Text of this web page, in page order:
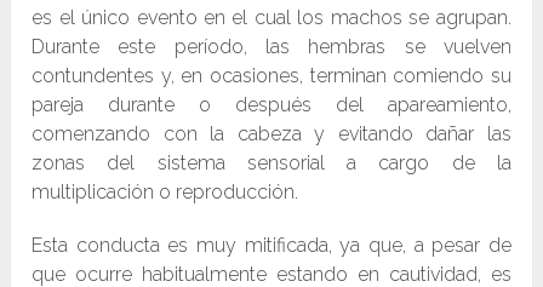
es el único evento en el cual los machos se agrupan.
Durante este período, las hembras se vuelven
contundentes y, en ocasiones, terminan comiendo su
pareja durante o después del apareamiento,
comenzando con la cabeza y evitando dañar las
zonas del sistema sensorial a cargo de la
multiplicación o reproducción.
Esta conducta es muy mitificada, ya que, a pesar de
que ocurre habitualmente estando en cautividad, es